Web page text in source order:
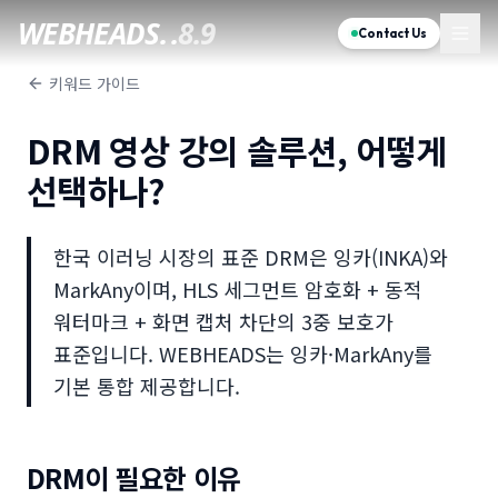
WEBHEADS..8.9 Contact Us
키워드 가이드
DRM 영상 강의 솔루션, 어떻게
선택하나?
한국 이러닝 시장의 표준 DRM은 잉카(INKA)와
MarkAny이며, HLS 세그먼트 암호화 + 동적
워터마크 + 화면 캡처 차단의 3중 보호가
표준입니다. WEBHEADS는 잉카·MarkAny를
기본 통합 제공합니다.
DRM이 필요한 이유